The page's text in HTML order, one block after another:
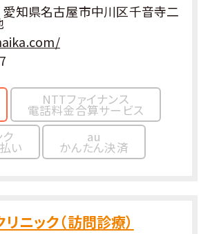
知県名古屋市中川区千音寺二
NTTファイナンス
電話料金合算サービス
い
au
かんたん決済
ニック（訪問診療）